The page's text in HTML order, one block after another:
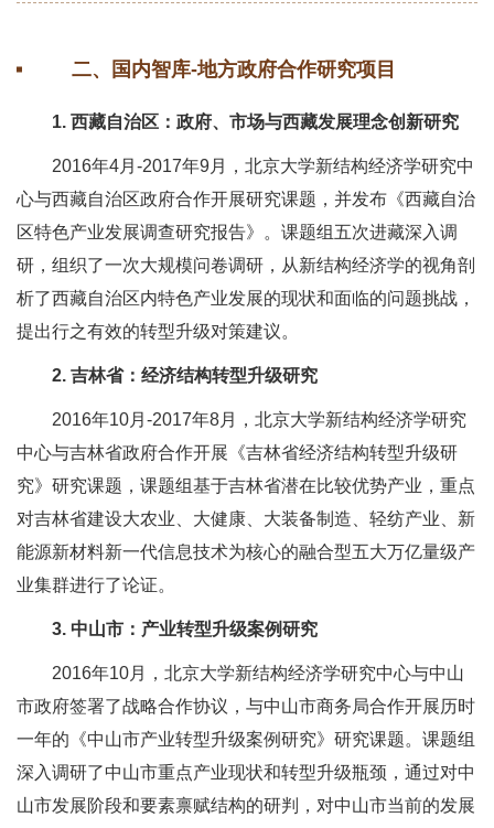
二、国内智库-地方政府合作研究项目
1. 西藏自治区：政府、市场与西藏发展理念创新研究
2016年4月-2017年9月，北京大学新结构经济学研究中
心与西藏自治区政府合作开展研究课题，并发布《西藏自治
区特色产业发展调查研究报告》。课题组五次进藏深入调
研，组织了一次大规模问卷调研，从新结构经济学的视角剖
析了西藏自治区内特色产业发展的现状和面临的问题挑战，
提出行之有效的转型升级对策建议。
2. 吉林省：经济结构转型升级研究
2016年10月-2017年8月，北京大学新结构经济学研究
中心与吉林省政府合作开展《吉林省经济结构转型升级研
究》研究课题，课题组基于吉林省潜在比较优势产业，重点
对吉林省建设大农业、大健康、大装备制造、轻纺产业、新
能源新材料新一代信息技术为核心的融合型五大万亿量级产
业集群进行了论证。
3. 中山市：产业转型升级案例研究
2016年10月，北京大学新结构经济学研究中心与中山
市政府签署了战略合作协议，与中山市商务局合作开展历时
一年的《中山市产业转型升级案例研究》研究课题。课题组
深入调研了中山市重点产业现状和转型升级瓶颈，通过对中
山市发展阶段和要素禀赋结构的研判，对中山市当前的发展